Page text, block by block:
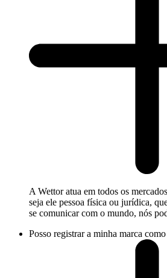
A Wettor atua em todos os
seja ele pessoa física ou jurídica,
se comunicar com o mundo, nós
Posso registrar a minha marca